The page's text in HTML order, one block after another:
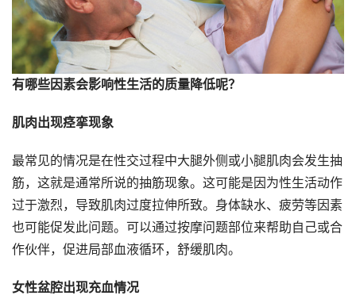
有哪些因素会影响性生活的质量降低呢？
肌肉出现痉挛现象
最常见的情况是在性交过程中大腿外侧或小腿肌肉会发生抽
筋，这就是通常所说的抽筋现象。这可能是因为性生活动作
过于激烈，导致肌肉过度拉伸所致。身体缺水、疲劳等因素
也可能促发此问题。可以通过按摩问题部位来帮助自己或合
作伙伴，促进局部血液循环，舒缓肌肉。
女性盆腔出现充血情况